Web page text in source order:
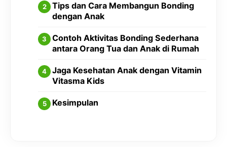
Tips dan Cara Membangun Bonding
dengan Anak
Contoh Aktivitas Bonding Sederhana
antara Orang Tua dan Anak di Rumah
Jaga Kesehatan Anak dengan Vitamin
Vitasma Kids
Kesimpulan